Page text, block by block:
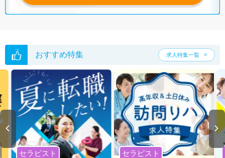
おすすめ特集 求人特集一覧
セラピスト セラピスト